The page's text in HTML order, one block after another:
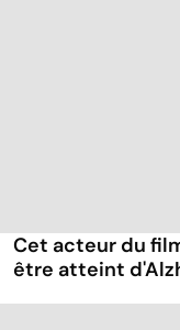
Cet acteur du
être atteint